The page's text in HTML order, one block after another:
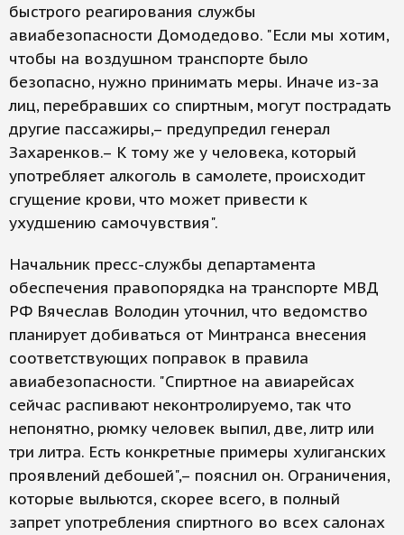
быстрого реагирования службы
авиабезопасности Домодедово. "Если мы хотим,
чтобы на воздушном транспорте было
безопасно, нужно принимать меры. Иначе из-за
лиц, перебравших со спиртным, могут пострадать
другие пассажиры,– предупредил генерал
Захаренков.– К тому же у человека, который
употребляет алкоголь в самолете, происходит
сгущение крови, что может привести к
ухудшению самочувствия".
Начальник пресс-службы департамента
обеспечения правопорядка на транспорте МВД
РФ Вячеслав Володин уточнил, что ведомство
планирует добиваться от Минтранса внесения
соответствующих поправок в правила
авиабезопасности. "Спиртное на авиарейсах
сейчас распивают неконтролируемо, так что
непонятно, рюмку человек выпил, две, литр или
три литра. Есть конкретные примеры хулиганских
проявлений дебошей",– пояснил он. Ограничения,
которые выльются, скорее всего, в полный
запрет употребления спиртного во всех салонах